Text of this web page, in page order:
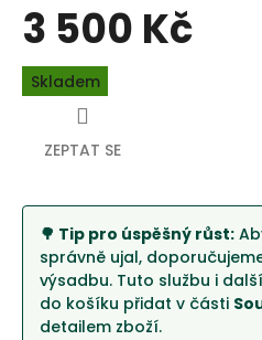
3 500 Kč
Měrná
cena:
Skladem
🌳 Tip pro úspěšný růst:
správně ujal,
výsadbu. Tuto službu i
do košíku přidat v části
detailem zboží.
ZEPTAT SE